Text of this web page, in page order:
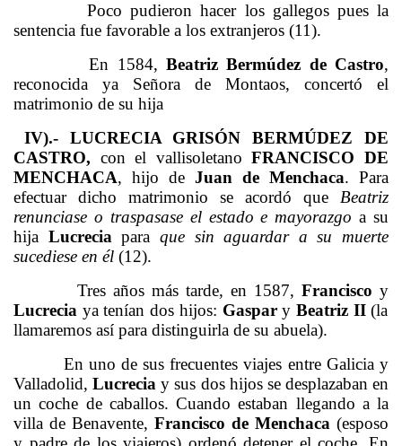
Poco pudieron hacer los gallegos pues la
sentencia fue favorable a los extranjeros (11).
En 1584, Beatriz Bermúdez de Castro,
reconocida ya Señora de Montaos, concertó el
matrimonio de su hija
IV).- LUCRECIA GRISÓN BERMÚDEZ DE
CASTRO, con el vallisoletanoFRANCISCO DE
MENCHACA, hijo de Juan de Menchaca. Para
efectuar dicho matrimonio se acordó que Beatriz
renunciase o traspasase el estado e mayorazgo a su
hija Lucrecia para que sin aguardar a su muerte
sucediese en él (12).
Tres años más tarde, en 1587,Francisco y
Lucrecia ya tenían dos hijos: Gaspary Beatriz II(la
llamaremos así para distinguirla de su abuela).
En uno de sus frecuentes viajes entre Galicia y
Valladolid,Lucrecia y sus dos hijos se desplazaban en
un coche de caballos. Cuando estaban llegando a la
villa de Benavente, Francisco de Menchaca (esposo